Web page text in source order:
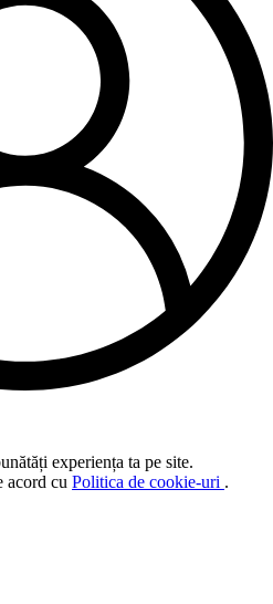
experiența ta pe site.
acord cu Politica de cookie-uri .